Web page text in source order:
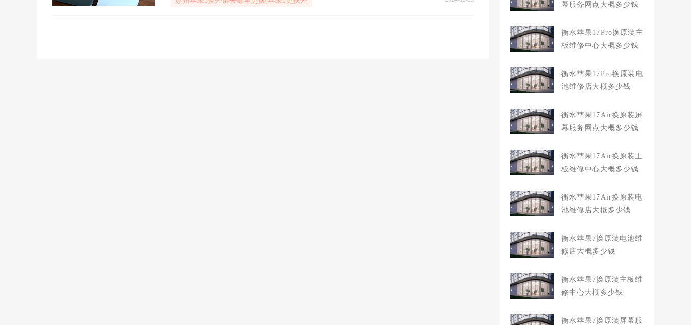
幕服务网点大概多少钱
衡水苹果17Pro换原装主
板维修中心大概多少钱
衡水苹果17Pro换原装电
池维修店大概多少钱
衡水苹果17Air换原装屏
幕服务网点大概多少钱
衡水苹果17Air换原装主
板维修中心大概多少钱
衡水苹果17Air换原装电
池维修店大概多少钱
衡水苹果7换原装电池维
修店大概多少钱
衡水苹果7换原装主板维
修中心大概多少钱
衡水苹果7换原装屏幕服